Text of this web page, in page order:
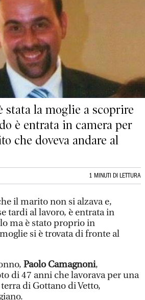
stata la moglie a scoprire
è entrata in camera per
che doveva andare al
1 MINUTI DI LETTURA
il marito non si alzava e,
tardi al lavoro, è entrata in
ma è stato proprio in
si è trovata di fronte al
Paolo Camagnoni,
di 47 anni che lavorava per una
di Gottano di Vetto,